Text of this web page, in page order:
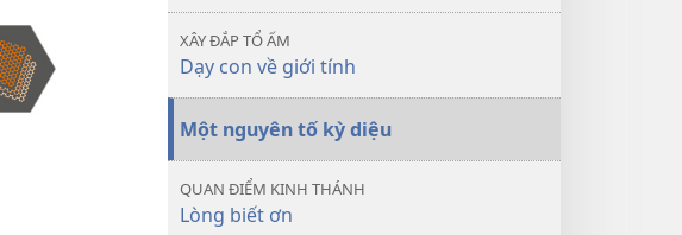
thật
không?
XÂY ĐẮP TỔ ẤM
Dạy con về giới tính
Một nguyên tố kỳ diệu
QUAN ĐIỂM KINH THÁNH
Lòng biết ơn